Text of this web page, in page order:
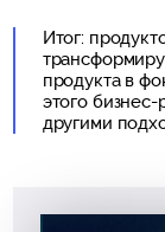
Итог:
продукта в
этого бизнес-
другими